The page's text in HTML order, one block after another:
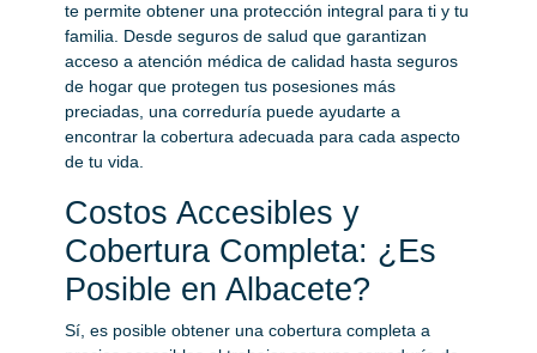
te permite obtener una protección integral para ti y tu
familia. Desde seguros de salud que garantizan
acceso a atención médica de calidad hasta seguros
de hogar que protegen tus posesiones más
preciadas, una correduría puede ayudarte a
encontrar la cobertura adecuada para cada aspecto
de tu vida.
Costos Accesibles y
Cobertura Completa: ¿Es
Posible en Albacete?
Sí, es posible obtener una cobertura completa a